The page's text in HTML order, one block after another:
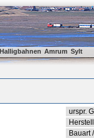
Halligbahnen Amrum Sylt
urspr.
Bauart